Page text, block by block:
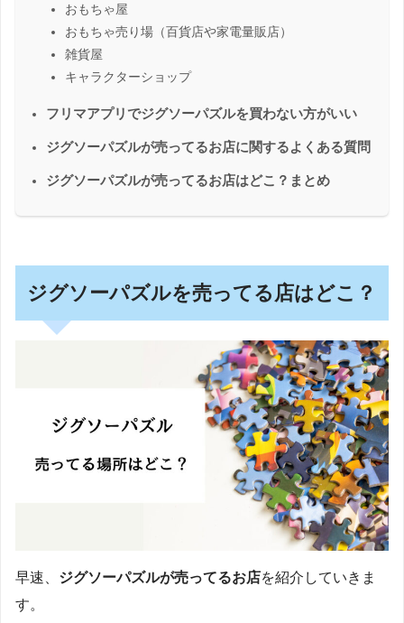
おもちゃ屋
おもちゃ売り場（百貨店や家電量販店）
雑貨屋
キャラクターショップ
フリマアプリでジグソーパズルを買わない方がいい
ジグソーパズルが売ってるお店に関するよくある質問
ジグソーパズルが売ってるお店はどこ？まとめ
ジグソーパズルを売ってる店はどこ？
早速、 ジグソーパズルが売ってるお店を紹介していきま
す。